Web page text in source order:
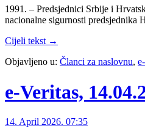
1991. – Predsjednici Srbije i
nacionalne sigurnosti predsjednika
Cijeli tekst →
Objavljeno u: Članci za naslovnu,
e-Veritas,
14. April 2026. 07:35